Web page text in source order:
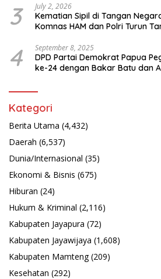
3 July 2, 2026
Kematian Sipil di Tangan
Komnas HAM dan Polri Turun
4 September 8, 2025
DPD Partai Demokrat Papua
ke-24 dengan Bakar Batu dan
Kategori
Berita Utama (4,432)
Daerah (6,537)
Dunia/Internasional (35)
Ekonomi & Bisnis (675)
Hiburan (24)
Hukum & Kriminal (2,116)
Kabupaten Jayapura (72)
Kabupaten Jayawijaya (1,608)
Kabupaten Mamteng(209)
Kesehatan (292)